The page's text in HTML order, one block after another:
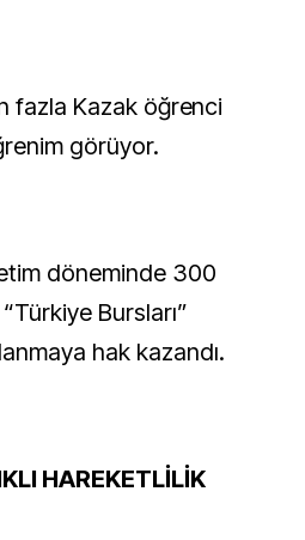
fazla Kazak öğrenci
görüyor.
döneminde 300
Bursları”
hak kazandı.
HAREKETLİLİK